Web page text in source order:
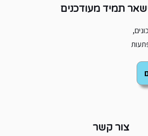
תמיד מעודכנים
צור קשר